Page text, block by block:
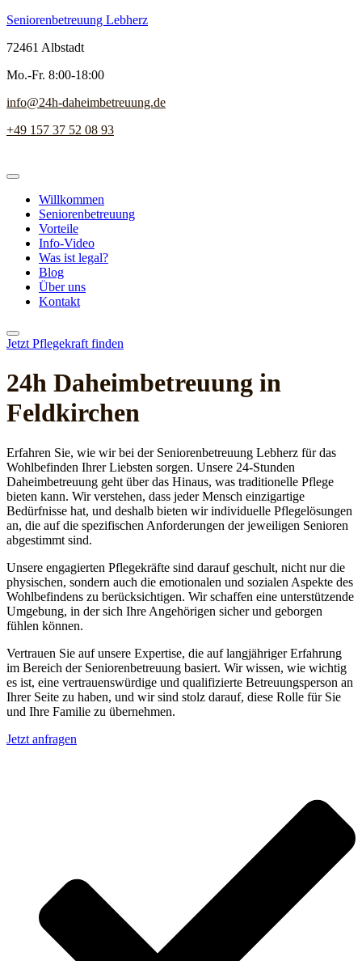
Seniorenbetreuung Lebherz
72461 Albstadt
Mo.-Fr. 8:00-18:00
info@24h-daheimbetreuung.de
+49 157 37 52 08 93
Willkommen
Seniorenbetreuung
Vorteile
Info-Video
Was ist legal?
Blog
Über uns
Kontakt
Jetzt Pflegekraft finden
24h Daheim­betreuung in
Feldkirchen
Erfahren Sie, wie wir bei der Seniorenbetreuung Lebherz für das
Wohlbefinden Ihrer Liebsten sorgen. Unsere 24-Stunden
Daheimbetreuung geht über das Hinaus, was traditionelle Pflege
bieten kann. Wir verstehen, dass jeder Mensch einzigartige
Bedürfnisse hat, und deshalb bieten wir individuelle Pflegelösungen
an, die auf die spezifischen Anforderungen der jeweiligen Senioren
abgestimmt sind.
Unsere engagierten Pflegekräfte sind darauf geschult, nicht nur die
physischen, sondern auch die emotionalen und sozialen Aspekte des
Wohlbefindens zu berücksichtigen. Wir schaffen eine unterstützende
Umgebung, in der sich Ihre Angehörigen sicher und geborgen
fühlen können.
Vertrauen Sie auf unsere Expertise, die auf langjähriger Erfahrung
im Bereich der Seniorenbetreuung basiert. Wir wissen, wie wichtig
es ist, eine vertrauenswürdige und qualifizierte Betreuungsperson an
Ihrer Seite zu haben, und wir sind stolz darauf, diese Rolle für Sie
und Ihre Familie zu übernehmen.
Jetzt anfragen